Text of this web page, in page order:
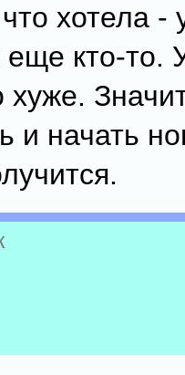
хотела -
еще кто-то.
хуже.
и начать